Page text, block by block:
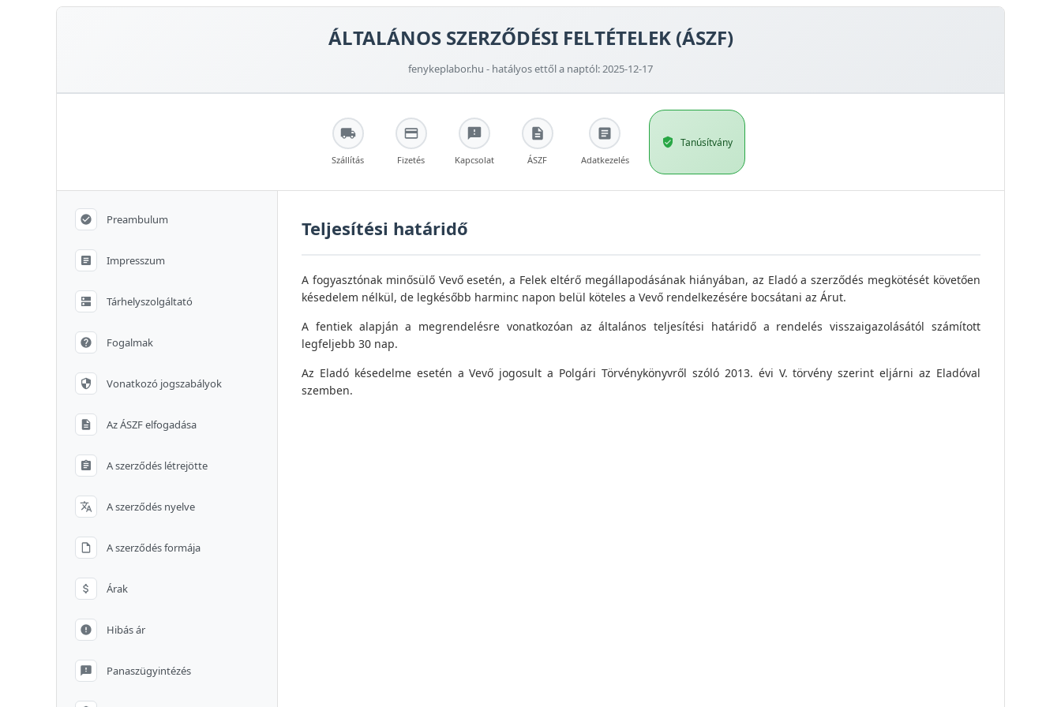
ÁLTALÁNOS SZERZŐDÉSI FELTÉTELEK (ÁSZF)
fenykeplabor.hu - hatályos ettől a naptól: 2025-12-17
Szállítás Fizetés Kapcsolat ÁSZF Adatkezelés
Tanúsítvány
Preambulum
Impresszum
Tárhelyszolgáltató
Fogalmak
Vonatkozó jogszabályok
Az ÁSZF elfogadása
A szerződés létrejötte
A szerződés nyelve
A szerződés formája
Árak
Hibás ár
Panaszügyintézés
Teljesítési határidő
A fogyasztónak minősülő Vevő esetén, a Felek eltérő megállapodásának hiányában, az Eladó a szerződés megkötését követően
késedelem nélkül, de legkésőbb harminc napon belül köteles a Vevő rendelkezésére bocsátani az Árut.
A fentiek alapján a megrendelésre vonatkozóan az általános teljesítési határidő a rendelés visszaigazolásától számított
legfeljebb 30 nap.
Az Eladó késedelme esetén a Vevő jogosult a Polgári Törvénykönyvről szóló 2013. évi V. törvény szerint eljárni az Eladóval
szemben.